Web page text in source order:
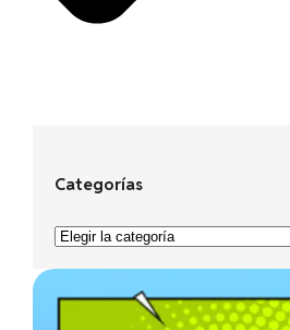
Categorías